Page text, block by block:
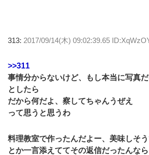
313: 2017/09/14(木) 09:02:39.65
>>311
事情分からないけど、もし本当に写真
としたら
だから何だよ、察してちゃんうぜえ
って思うと思うわ
料理教室で作ったんだよー、美味しそう
とか一言添えててその返信だったんな